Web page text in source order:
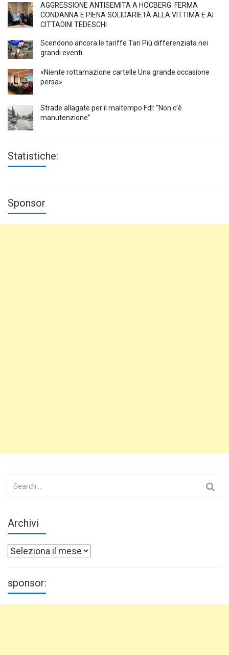
AGGRESSIONE ANTISEMITA A HÖCBERG: FERMA
CONDANNA E PIENA SOLIDARIETÀ ALLA VITTIMA E AI
CITTADINI TEDESCHI
Scendono ancora le tariffe Tari Più differenziata nei
grandi eventi
«Niente rottamazione cartelle Una grande occasione
persa»
Strade allagate per il maltempo FdI: “Non c’è
manutenzione”
Statistiche:
Sponsor
Archivi
Archivi
sponsor: